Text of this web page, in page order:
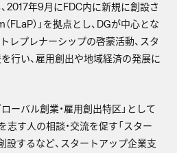
2017年9月にFDC内に新規に創設さ
FLaP）」を拠点とし、DGが中心とな
レプレナーシップの啓蒙活動、スタ
行い、雇用創出や地域経済の発展に
ーバル創業・雇用創出特区」として
志す人の相談・交流を促す「スター
設するなど、スタートアップ企業支